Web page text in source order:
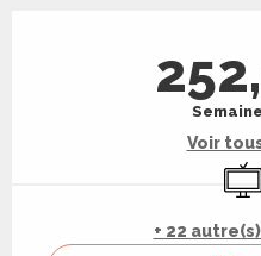
Ouverture et
Voir
+ 22